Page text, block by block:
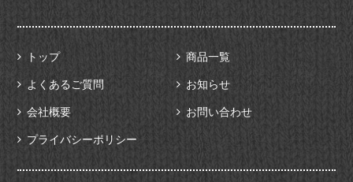
トップ 商品一覧
よくあるご質問 お知らせ
会社概要 お問い合わせ
プライバシーポリシー